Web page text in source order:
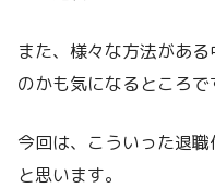
また、様々な方法があ
のかも気になるところで
今回は、こういった退
と思います。